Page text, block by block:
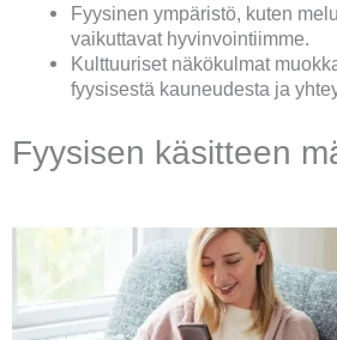
Fyysinen ympäristö, kuten
vaikuttavat hyvinvointiimme.
Kulttuuriset näkökulmat
fyysisestä kauneudesta ja
Fyysisen käsitteen